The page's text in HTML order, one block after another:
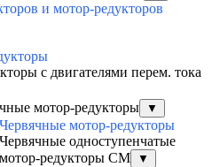
и мотор-редукторов
с двигателями перем. тока
мотор-редукторы ▼
Червячные мотор-редукторы
Червячные одноступенчатые
мотор-редукторы CM
▼